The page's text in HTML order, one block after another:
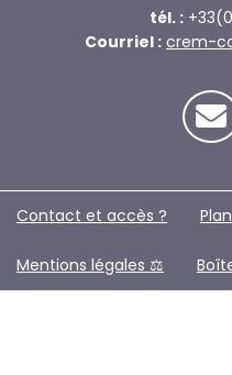
tél. :
Courriel : crem-
Contact et accès ?
Mentions légales ⚖️